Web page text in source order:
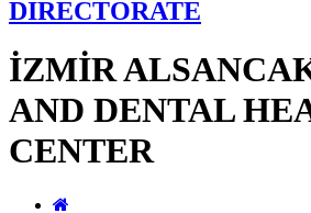
DIRECTORATE
İZMİR
AND DENTAL
CENTER